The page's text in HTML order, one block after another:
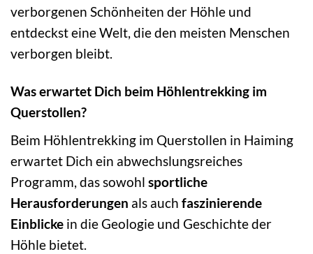
verborgenen Schönheiten der Höhle und
entdeckst eine Welt, die den meisten Menschen
verborgen bleibt.
Was erwartet Dich beim Höhlentrekking im
Querstollen?
Beim Höhlentrekking im Querstollen in Haiming
erwartet Dich ein abwechslungsreiches
Programm, das sowohl sportliche
Herausforderungen als auch faszinierende
Einblicke in die Geologie und Geschichte der
Höhle bietet.